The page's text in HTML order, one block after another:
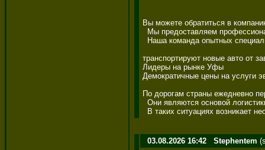
Вы можете обратиться в
Мы предоставляем
Наша команда опытных
транспортируют новые авто от
Лидеры на рынке Уфы
Демократичные цены на услуги
По дорогам страны ежедневно
Они являются основой
В таких ситуациях возникает
03.08.2026 16:42 Stephentem